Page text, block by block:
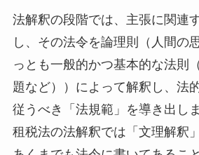
法解釈の段階では、主張に関連
し、その法令を論理則（人間の
っとも一般的かつ基本的な法則
題など））によって解釈し、法
従うべき「法規範」を導き出しま
租税法の法解釈では「文理解釈